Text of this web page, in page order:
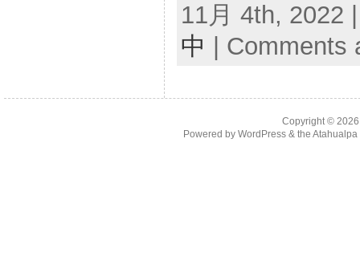
11月 4th, 2022
中
Comments
Copyright ©
Powered by WordPress& the Atahualpa